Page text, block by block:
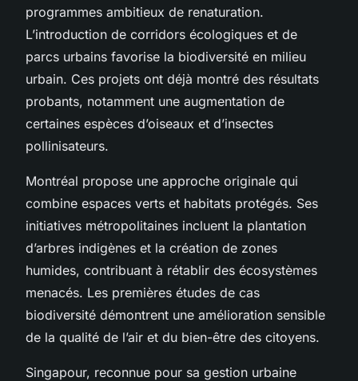
programmes ambitieux de renaturation.
L’introduction de corridors écologiques et de
parcs urbains favorise la biodiversité en milieu
urbain. Ces projets ont déjà montré des résultats
probants, notamment une augmentation de
certaines espèces d’oiseaux et d’insectes
pollinisateurs.
Montréal propose une approche originale qui
combine espaces verts et habitats protégés. Ses
initiatives métropolitaines incluent la plantation
d’arbres indigènes et la création de zones
humides, contribuant à rétablir des écosystèmes
menacés. Les premières études de cas
biodiversité démontrent une amélioration sensible
de la qualité de l’air et du bien-être des citoyens.
Singapour, reconnue pour sa gestion urbaine